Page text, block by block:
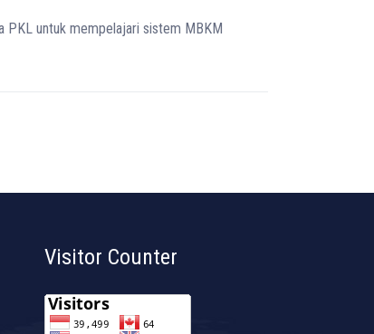
PKL untuk mempelajari sistem MBKM
Visitor Counter